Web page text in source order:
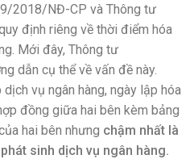
2018/NĐ-CP và Thông tư
định riêng về thời điểm hóa
Mới đây, Thông tư
dẫn cụ thể về vấn đề này.
vụ ngân hàng, ngày lập hóa
đồng giữa hai bên kèm bảng
hai bên nhưng chậm nhất là
sinh dịch vụ ngân hàng.